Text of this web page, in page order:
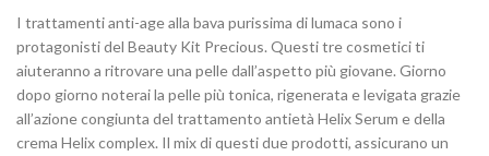
I trattamenti anti-age alla bava purissima di lumaca sono i
protagonisti del Beauty Kit Precious. Questi tre cosmetici ti
aiuteranno a ritrovare una pelle dall’aspetto più giovane. Giorno
dopo giorno noterai la pelle più tonica, rigenerata e levigata grazie
all’azione congiunta del trattamento antietà Helix Serum e della
crema Helix complex. Il mix di questi due prodotti, assicurano un